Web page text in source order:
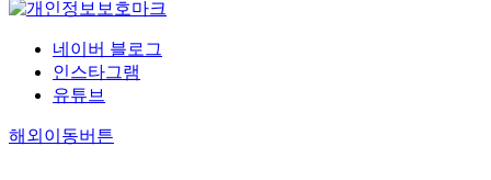
네이버 블로그
인스타그램
유튜브
해외이동버튼